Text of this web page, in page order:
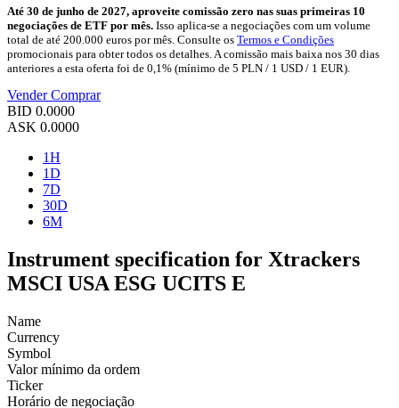
Até 30 de junho de 2027, aproveite comissão zero nas suas primeiras 10
negociações de ETF por mês. Isso aplica-se a negociações com um volume
total de até 200.000 euros por mês. Consulte os Termos e Condições
promocionais para obter todos os detalhes. A comissão mais baixa nos 30 dias
anteriores a esta oferta foi de 0,1% (mínimo de 5 PLN / 1 USD / 1 EUR).
VenderComprar
BID 0.0000
ASK 0.0000
1H
1D
7D
30D
6M
Instrument specification for Xtrackers
MSCI USA ESG UCITS E
Name
Currency
Symbol
Valor mínimo da ordem
Ticker
Horário de negociação